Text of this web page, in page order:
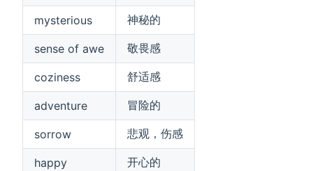
mysterious 神秘的
sense of awe 敬畏感
coziness 舒适感
adventure 冒险的
sorrow 悲观，伤感
happy 开心的